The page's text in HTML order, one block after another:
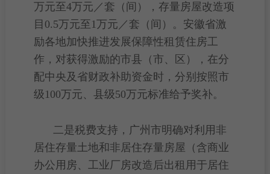
万元至4万元／套（间），存量房屋改造项
目0.5万元至1万元／套（间）。安徽省激
励各地加快推进发展保障性租赁住房工
作，对获得激励的市县（市、区），在分
配中央及省财政补助资金时，分别按照市
级100万元、县级50万元标准给予奖补。
二是税费支持，广州市明确对利用非
居住存量土地和非居住存量房屋（含商业
办公用房、工业厂房改造后出租用于居住